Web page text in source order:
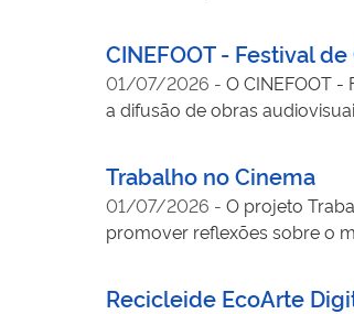
CINEFOOT - Festival
01/07/2026 - O CINEFOOT
a difusão de obras
CINEFOOT desempenha um
ações como a Mostra Dente
cultural, a educação
Trabalho no Cinema
01/07/2026 - O projeto
promover reflexões sobre o
Recicleide EcoArte